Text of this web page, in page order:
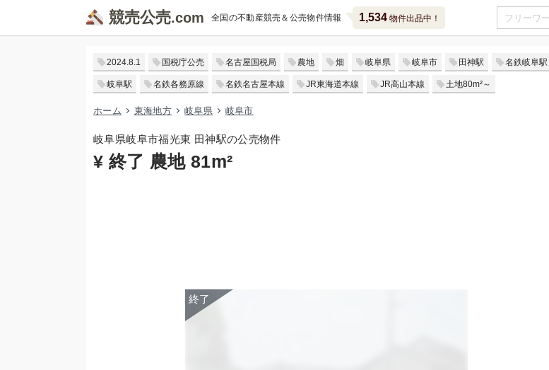
競売公売 全国の不動産競売＆公売物件情報 1,534物件出品中！
2024.8.1 国税庁公売 名古屋国税局 農地 畑 岐阜県 岐阜市 田神駅 名鉄岐阜駅
岐阜駅 名鉄各務原線 名鉄名古屋本線 JR東海道本線 JR高山本線 土地80m²～
ホーム 東海地方 岐阜県 岐阜市
岐阜県岐阜市福光東 田神駅の公売物件
¥ 終了 農地 81m²